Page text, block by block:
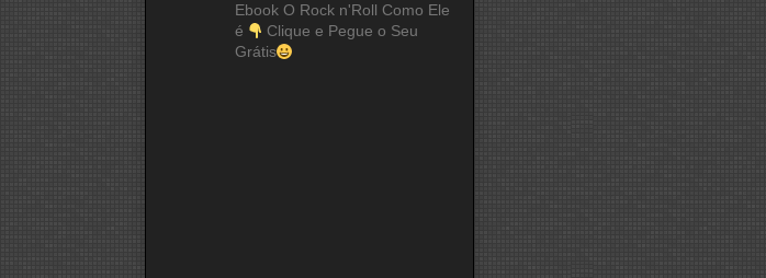
Ebook O Rock n'Roll Como Ele
é
Clique e Pegue o Seu
Grátis